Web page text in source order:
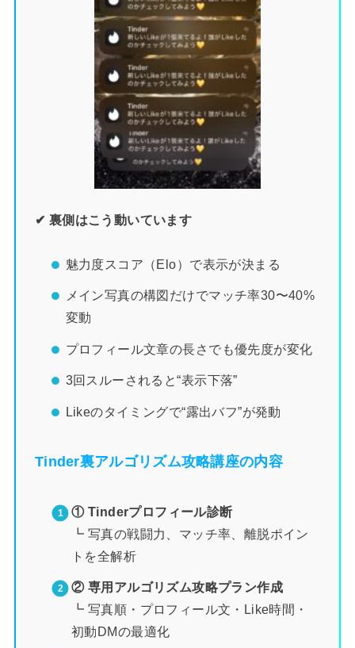
✔ 裏側はこう動いています
魅力度スコア（Elo）で表示が決まる
メイン写真の構図だけでマッチ率30〜40%
変動
プロフィール文章の長さでも優先度が変化
3回スルーされると“表示下落”
Likeのタイミングで“露出バフ”が発動
Tinder裏アルゴリズム攻略講座の内容
① Tinderプロフィール診断
┗ 写真の戦闘力、マッチ率、離脱ポイン
トを全解析
② 専用アルゴリズム攻略プラン作成
┗ 写真順・プロフィール文・Like時間・
初動DMの最適化